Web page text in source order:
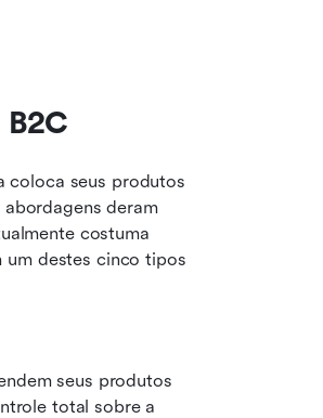
coloca seus produtos
deram
costuma
um destes cinco tipos
seus produtos
total sobre a